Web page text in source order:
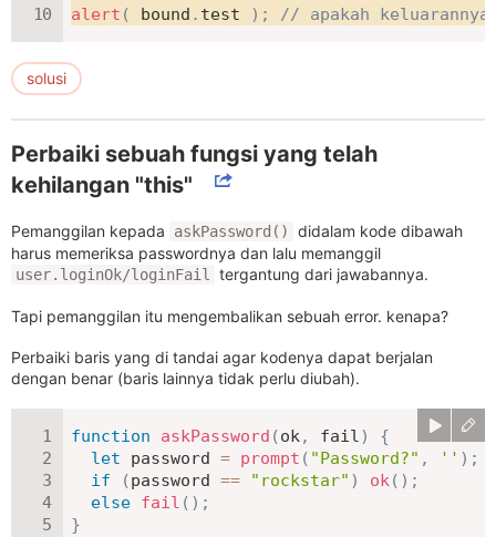
alert ( bound . test ) ; // apakah
solusi
Perbaiki sebuah fungsi yang telah
kehilangan "this"
Pemanggilan kepada askPassword()
didalam kode dibawah
harus memeriksa passwordnya dan lalu memanggil
user.loginOk/loginFail tergantung dari jawabannya.
Tapi pemanggilan itu mengembalikan sebuah error. kenapa?
Perbaiki baris yang di tandai agar kodenya dapat berjalan
dengan benar (baris lainnya tidak perlu diubah).
function askPassword (ok, fail)
{
let password = prompt ( "Password?" , '' ) ;
if
(password == "rockstar" ) ok( ) ;
else fail ( ) ;
}